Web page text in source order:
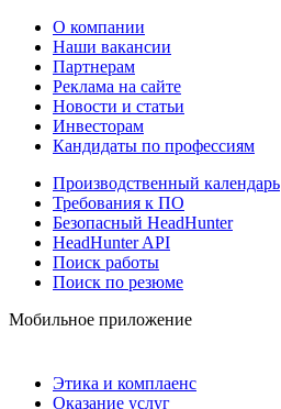
О компании
Наши вакансии
Партнерам
Реклама на сайте
Новости и статьи
Инвесторам
Кандидаты по профессиям
Производственный календарь
Требования к ПО
Безопасный HeadHunter
HeadHunter API
Поиск работы
Поиск по резюме
Мобильное приложение
Этика и комплаенс
Оказание услуг